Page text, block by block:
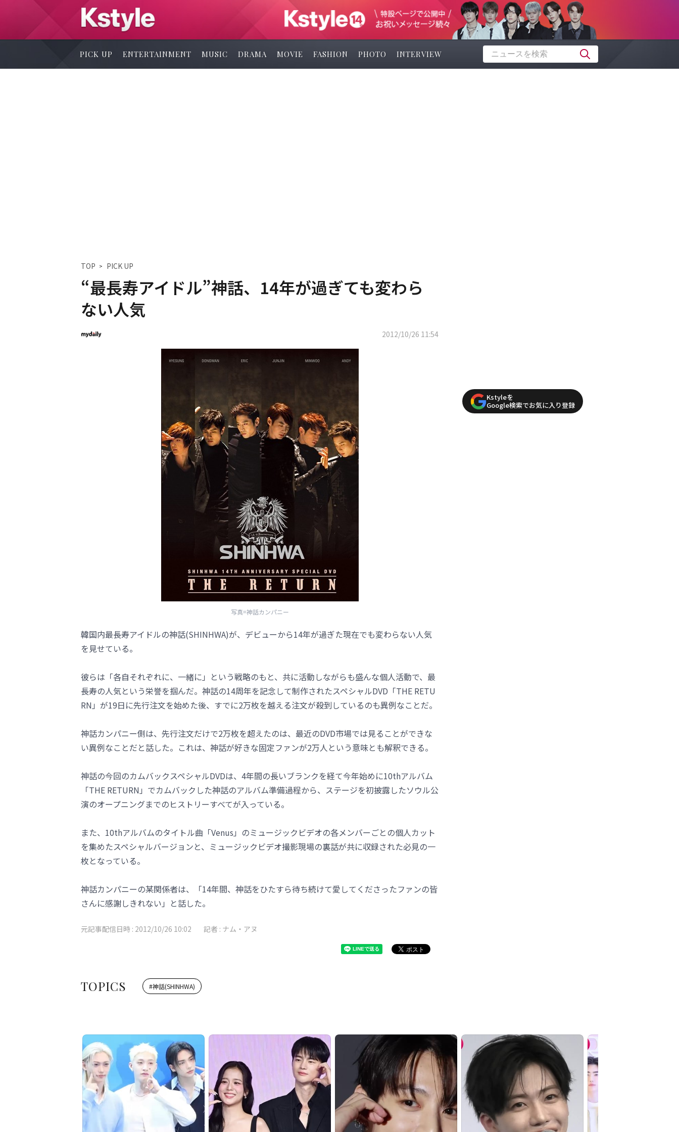
PICK UP ENTERTAINMENT MUSIC DRAMA MOVIE FASHION PHOTO INTERVIEW
TOP PICK UP
“最長寿アイドル”神話、14年が過ぎても変わら
ない人気
2012/10/26 11:54
写真=神話カンパニー
韓国内最長寿アイドルの神話(SHINHWA)が、デビューから14年が過ぎた現在でも変わらない人気
を見せている。
彼らは「各自それぞれに、一緒に」という戦略のもと、共に活動しながらも盛んな個人活動で、最
長寿の人気という栄誉を掴んだ。神話の14周年を記念して制作されたスペシャルDVD「THE RETU
RN」が19日に先行注文を始めた後、すでに2万枚を越える注文が殺到しているのも異例なことだ。
神話カンパニー側は、先行注文だけで2万枚を超えたのは、最近のDVD市場では見ることができな
い異例なことだと話した。これは、神話が好きな固定ファンが2万人という意味とも解釈できる。
神話の今回のカムバックスペシャルDVDは、4年間の長いブランクを経て今年始めに10thアルバム
「THE RETURN」でカムバックした神話のアルバム準備過程から、ステージを初披露したソウル公
演のオープニングまでのヒストリーすべてが入っている。
また、10thアルバムのタイトル曲「Venus」のミュージックビデオの各メンバーごとの個人カット
を集めたスペシャルバージョンと、ミュージックビデオ撮影現場の裏話が共に収録された必見の一
枚となっている。
神話カンパニーの某関係者は、「14年間、神話をひたすら待ち続けて愛してくださったファンの皆
さんに感謝しきれない」と話した。
元記事配信日時 : 2012/10/26 10:02 記者 : ナム・アヌ
TOPICS #神話(SHINHWA)
Kstyleを
Google検索でお気に入り登録